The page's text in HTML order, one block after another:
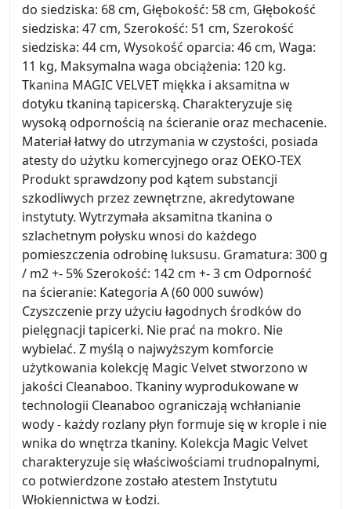
do siedziska: 68 cm, Głębokość: 58 cm, Głębokość
siedziska: 47 cm, Szerokość: 51 cm, Szerokość
siedziska: 44 cm, Wysokość oparcia: 46 cm, Waga:
11 kg, Maksymalna waga obciążenia: 120 kg.
Tkanina MAGIC VELVET miękka i aksamitna w
dotyku tkaniną tapicerską. Charakteryzuje się
wysoką odpornością na ścieranie oraz mechacenie.
Materiał łatwy do utrzymania w czystości, posiada
atesty do użytku komercyjnego oraz OEKO-TEX
Produkt sprawdzony pod kątem substancji
szkodliwych przez zewnętrzne, akredytowane
instytuty. Wytrzymała aksamitna tkanina o
szlachetnym połysku wnosi do każdego
pomieszczenia odrobinę luksusu. Gramatura: 300 g
/ m2 +- 5% Szerokość: 142 cm +- 3 cm Odporność
na ścieranie: Kategoria A (60 000 suwów)
Czyszczenie przy użyciu łagodnych środków do
pielęgnacji tapicerki. Nie prać na mokro. Nie
wybielać. Z myślą o najwyższym komforcie
użytkowania kolekcję Magic Velvet stworzono w
jakości Cleanaboo. Tkaniny wyprodukowane w
technologii Cleanaboo ograniczają wchłanianie
wody - każdy rozlany płyn formuje się w krople i nie
wnika do wnętrza tkaniny. Kolekcja Magic Velvet
charakteryzuje się właściwościami trudnopalnymi,
co potwierdzone zostało atestem Instytutu
Włokiennictwa w Łodzi.